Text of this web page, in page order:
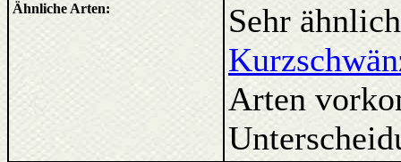
Ähnliche Arten:
Sehr
Arten